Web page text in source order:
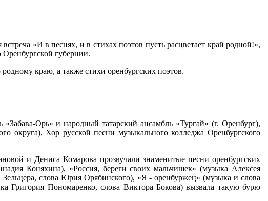
«И в песнях, и в стихах поэтов пусть расцветает край родной!»,
губернии.
краю, а также стихи оренбургских поэтов.
Орь» и народный татарский ансамбль «Тургай» (г. Оренбург),
округа), Хор русской песни музыкального колледжа Оренбургского
и Дениса Комарова прозвучали знаменитые песни оренбургских
Коняхина), «Россия, береги своих мальчишек» (музыка Алексея
слова Юрия Орябинского), «Я - оренбуржец» (музыка и слова
Григория Пономаренко, слова Виктора Бокова) вызвала такую бурю